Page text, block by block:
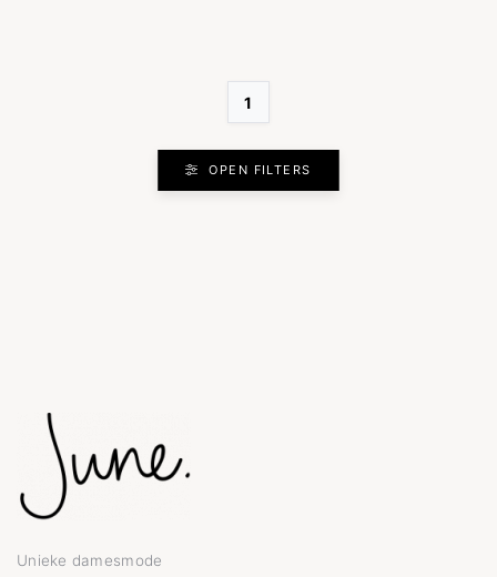
1
OPEN FILTERS
Unieke damesmode